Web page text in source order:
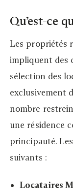
Qu’est-ce
Les propriétés
impliquent des
sélection des
exclusivement
nombre
une résidence
principauté.
suivants :
Locataires